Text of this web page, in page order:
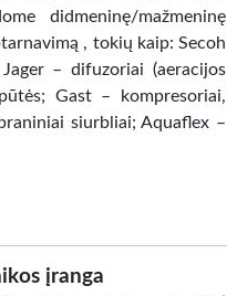
didmeninę/mažmeninę
, tokių kaip: Secoh
– difuzoriai (aeracijos
Gast – kompresoriai,
siurbliai; Aquaflex –
įranga